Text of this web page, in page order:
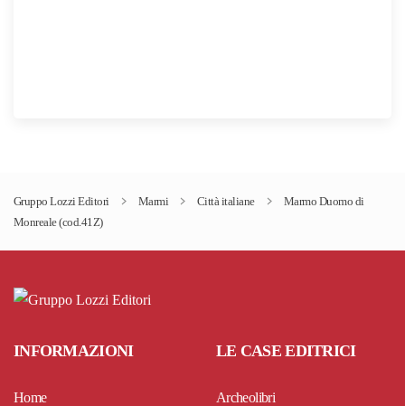
Gruppo Lozzi Editori Marmi Città italiane
Marmo Duomo di
Monreale (cod.41Z)
INFORMAZIONI
Home
LE CASE EDITRICI
Archeolibri